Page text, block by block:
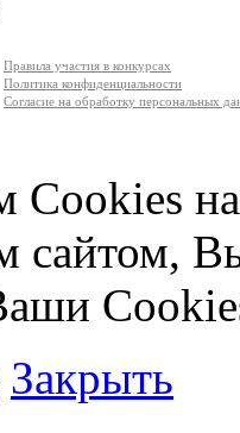
Правила участия в конкурсах
Политика конфиденциальности
Согласие на обработку персональных
Cookies
сайтом,
Закрыть